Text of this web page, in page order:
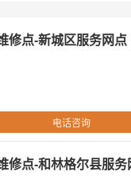
修点-新城区服务网点
电话咨询
修点-和林格尔县服务